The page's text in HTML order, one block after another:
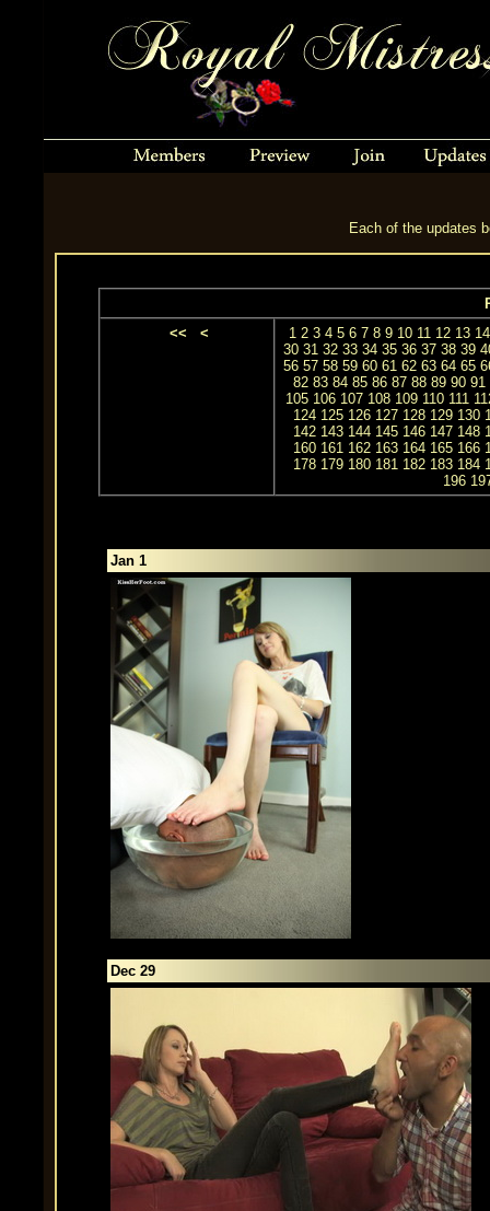
Each of the updates
<<
< 1 2 3 4 5 6 7 8 9 10 11 12 13 14
30 31 32 33 34 35 36 37 38 39
56 57 58 59 60 61 62 63 64 65
82 83 84 85 86 87 88 89 90 91
105 106 107 108 109 110111
124 125 126 127 128 129 130
142 143 144 145 146 147 148
160 161 162 163 164 165 166
178 179 180 181 182 183 184
196
Jan 1
Dec 29